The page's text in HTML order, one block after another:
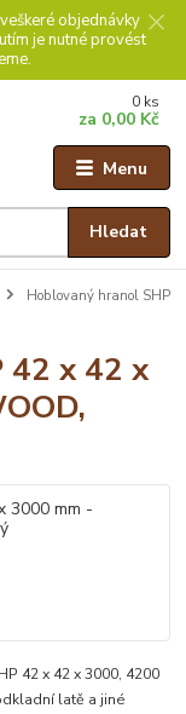
objednávky
je nutné provést
Menu
Hledat
0 ks
za 0,00 Kč
Hoblovaný hranol SHP
42 x 42 x
42 x 42 x 3000, 4200
latě a jiné